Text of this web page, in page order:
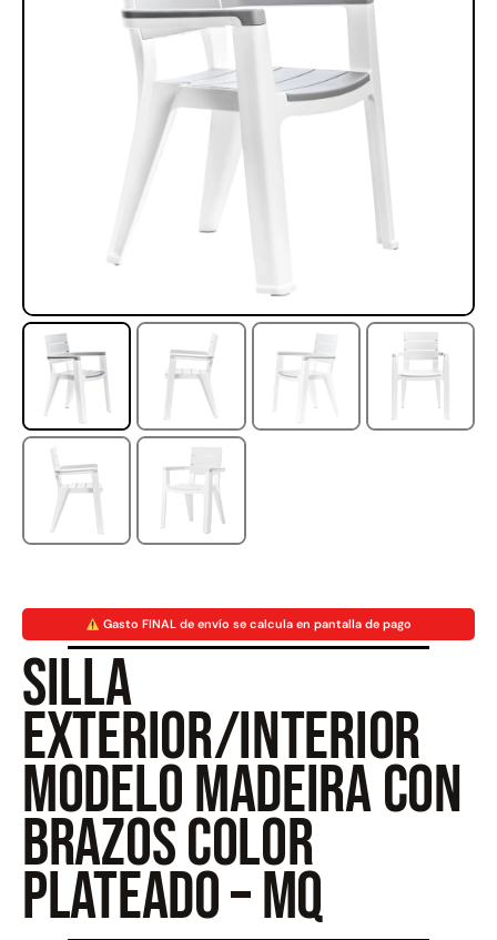
Gasto FINAL de envío se calcula en pantalla de pago
Silla
exterior/interior
Modelo Madeira con
brazos color
plateado – MQ
Rampa Móvil Hidráulica
carga 10ton
22.711.412
11.790.000
Agregar al carrito
Juego Modular 35
QplayGround
5.926.486
Leer más
$4.859.984
Leer más
50%
$9.558.557
$4.790.000